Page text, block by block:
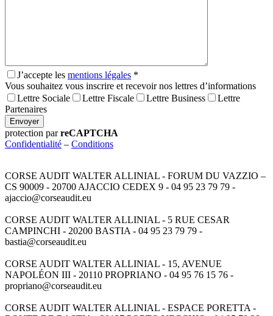
J’accepte les mentions légales *
Vous souhaitez vous inscrire et recevoir nos lettres d’informations
Lettre Sociale
Lettre Fiscale Lettre Business
Lettre
Partenaires
Envoyer
protection parreCAPTCHA
Confidentialité – Conditions
CORSE AUDIT WALTER ALLINIAL - FORUM DU VAZZIO –
CS 90009 - 20700 AJACCIO CEDEX 9 - 04 95 23 79 79 -
ajaccio@corseaudit.eu
CORSE AUDIT WALTER ALLINIAL - 5 RUE CESAR
CAMPINCHI - 20200 BASTIA - 04 95 23 79 79 -
bastia@corseaudit.eu
CORSE AUDIT WALTER ALLINIAL - 15, AVENUE
NAPOLÉON III - 20110 PROPRIANO - 04 95 76 15 76 -
propriano@corseaudit.eu
CORSE AUDIT WALTER ALLINIAL - ESPACE PORETTA -